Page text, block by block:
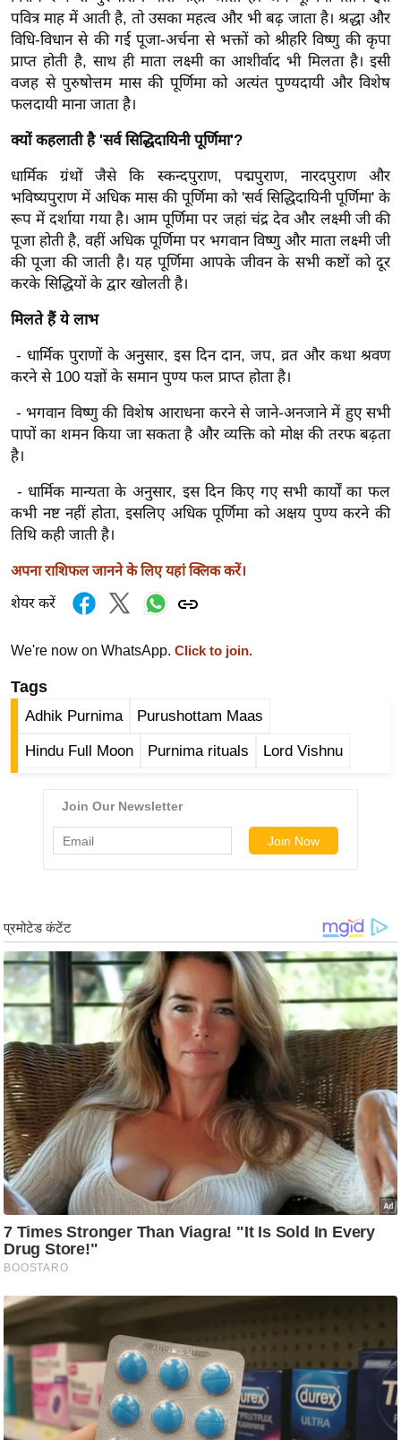
या
सा
हि
त्य
ज
ग
ऑ
टो
व
र्ल्ड
न्यू
ब्री
फ
म
ज
ज
ग
त
बॉ
वु
ली
वु
फि
e
a
k
i
n
g
N
e
w
s
ला
इ
फ
स्टा
इ
टे
लॉ
जी
ब्यू
टी
पवित्र माह में आती है, तो उसका महत्व और भी बढ़ जाता है। श्रद्धा और
विधि-विधान से की गई पूजा-अर्चना से भक्तों को श्रीहरि विष्णु की कृपा
प्राप्त होती है, साथ ही माता लक्ष्मी का आशीर्वाद भी मिलता है। इसी
वजह से पुरुषोत्तम मास की पूर्णिमा को अत्यंत पुण्यदायी और विशेष
फलदायी माना जाता है।
क्यों कहलाती है 'सर्व सिद्धिदायिनी पूर्णिमा'?
धार्मिक ग्रंथों जैसे कि स्कन्दपुराण, पद्मपुराण, नारदपुराण और
भविष्यपुराण में अधिक मास की पूर्णिमा को 'सर्व सिद्धिदायिनी पूर्णिमा' के
रूप में दर्शाया गया है। आम पूर्णिमा पर जहां चंद्र देव और लक्ष्मी जी की
पूजा होती है, वहीं अधिक पूर्णिमा पर भगवान विष्णु और माता लक्ष्मी जी
की पूजा की जाती है। यह पूर्णिमा आपके जीवन के सभी कष्टों को दूर
करके सिद्धियों के द्वार खोलती है।
मिलते हैं ये लाभ
- धार्मिक पुराणों के अनुसार, इस दिन दान, जप, व्रत और कथा श्रवण
करने से 100 यज्ञों के समान पुण्य फल प्राप्त होता है।
- भगवान विष्णु की विशेष आराधना करने से जाने-अनजाने में हुए सभी
पापों का शमन किया जा सकता है और व्यक्ति को मोक्ष की तरफ बढ़ता
है।
- धार्मिक मान्यता के अनुसार, इस दिन किए गए सभी कार्यों का फल
कभी नष्ट नहीं होता, इसलिए अधिक पूर्णिमा को अक्षय पुण्य करने की
तिथि कही जाती है।
अपना राशिफल जानने के लिए यहां क्लिक करें।
शेयर करें
We're now on WhatsApp. Click to join.
Tags
Adhik Purnima Purushottam Maas
Hindu Full Moon Purnima rituals Lord Vishnu